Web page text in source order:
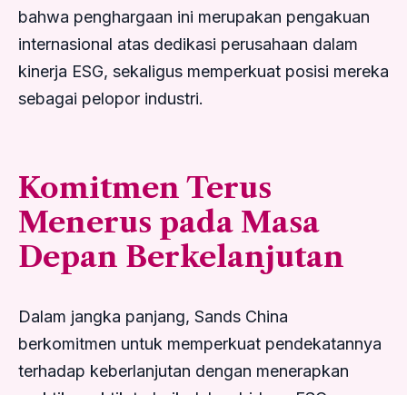
bahwa penghargaan ini merupakan pengakuan
internasional atas dedikasi perusahaan dalam
kinerja ESG, sekaligus memperkuat posisi mereka
sebagai pelopor industri.
Komitmen Terus
Menerus pada Masa
Depan Berkelanjutan
Dalam jangka panjang, Sands China
berkomitmen untuk memperkuat pendekatannya
terhadap keberlanjutan dengan menerapkan